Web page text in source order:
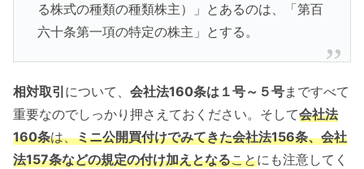
る株式の種類の種類株主）」とあるのは、「第百
六十条第一項の特定の株主」とする。
相対取引 について、 会社法160条は１号～５号まですべて
重要なのでしっかり押さえておください。そして会社法
160条は、ミニ公開買付けでみてきた会社法156条、会社
法157条などの規定の付け加えとなることにも注意してく